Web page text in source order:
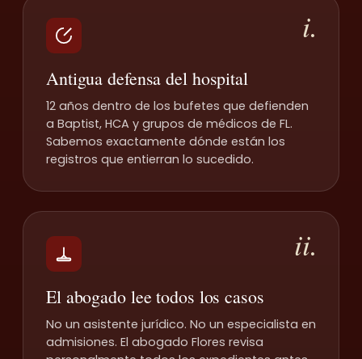
i.
Antigua defensa del hospital
12 años dentro de los bufetes que defienden
a Baptist, HCA y grupos de médicos de FL.
Sabemos exactamente dónde están los
registros que entierran lo sucedido.
ii.
El abogado lee todos los casos
No un asistente jurídico. No un especialista en
admisiones. El abogado Flores revisa